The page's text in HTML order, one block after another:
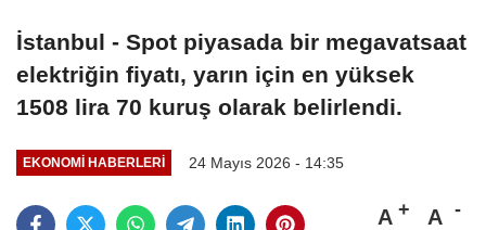
İstanbul - Spot piyasada bir megavatsaat
elektriğin fiyatı, yarın için en yüksek
1508 lira 70 kuruş olarak belirlendi.
EKONOMI HABERLERI 24 Mayıs 2026 - 14:35
A A